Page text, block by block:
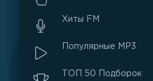
Хиты FM
Популярные MP3
ТОП 50 Подборок